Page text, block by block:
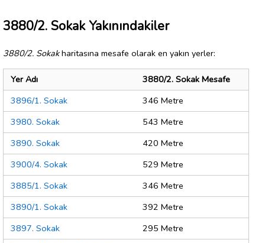
3880/2. Sokak Yakınındakiler
3880/2. Sokakharitasına mesafe olarak en yakın yerler:
Yer Adı
3880/2. Sokak Mesafe
3896/1. Sokak
346 Metre
3980. Sokak
543 Metre
3890. Sokak
420 Metre
3900/4. Sokak
529 Metre
3885/1. Sokak
346 Metre
3890/1. Sokak
392 Metre
3897. Sokak
295 Metre